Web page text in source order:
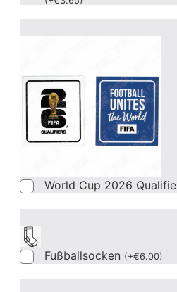
World Cup 2026
Fußballsocken (+€6.00)